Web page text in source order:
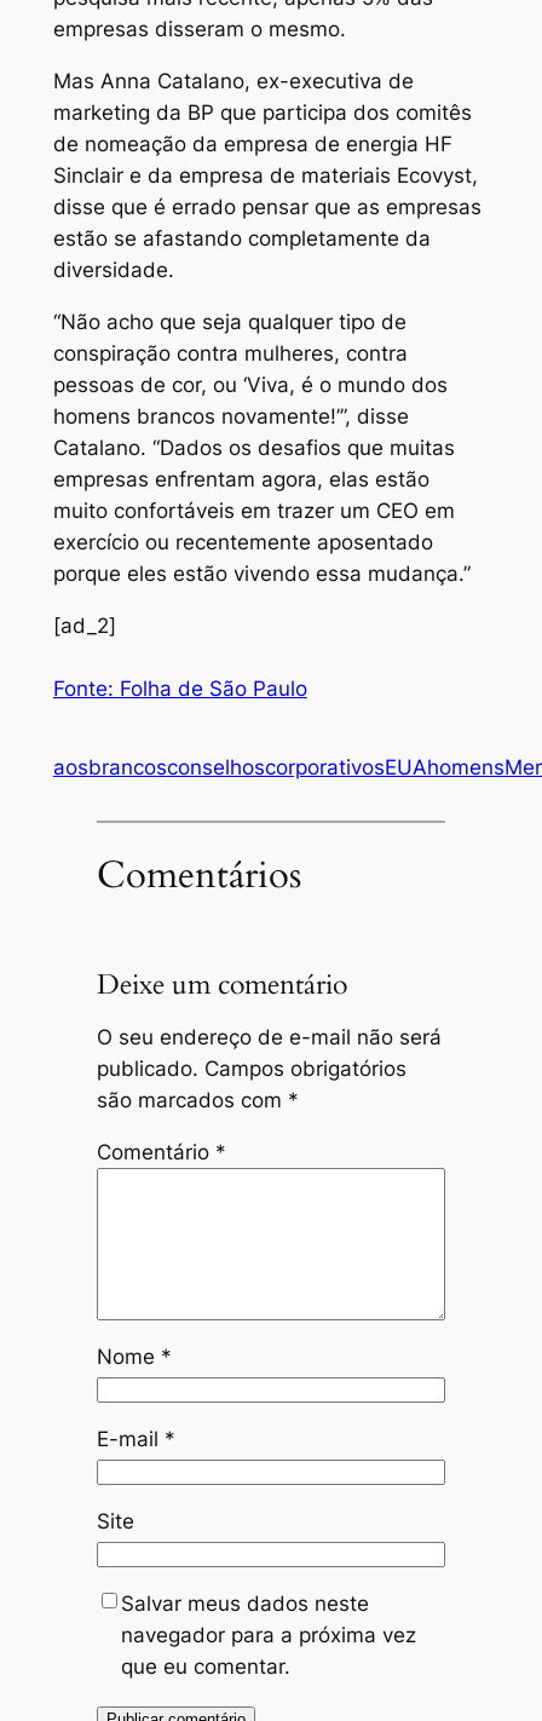
empresas disseram o mesmo.
Mas Anna Catalano, ex-executiva de
marketing da BP que participa dos comitês
de nomeação da empresa de energia HF
Sinclair e da empresa de materiais Ecovyst,
disse que é errado pensar que as empresas
estão se afastando completamente da
diversidade.
“Não acho que seja qualquer tipo de
conspiração contra mulheres, contra
pessoas de cor, ou ‘Viva, é o mundo dos
homens brancos novamente!’”, disse
Catalano. “Dados os desafios que muitas
empresas enfrentam agora, elas estão
muito confortáveis em trazer um CEO em
exercício ou recentemente aposentado
porque eles estão vivendo essa mudança.”
[ad_2]
Fonte: Folha de São Paulo
aosbrancosconselhoscorporativosEUAhomens
Comentários
Deixe um comentário
O seu endereço de e-mail não será
publicado. Campos obrigatórios
são marcados com *
Comentário *
Nome *
E-mail *
Site
Salvar meus dados neste
navegador para a próxima vez
que eu comentar.